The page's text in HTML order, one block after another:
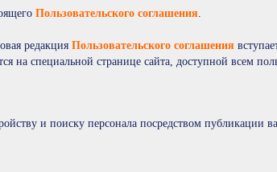
Пользовательского соглашения.
редакцияПользовательского соглашения
на специальной странице сайта, доступной всем
и поиску персонала посредством публикации